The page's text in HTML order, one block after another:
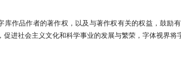
库作品作者的著作权，以及与著作权有关的权益，鼓励
促进社会主义文化和科学事业的发展与繁荣，字体视界将